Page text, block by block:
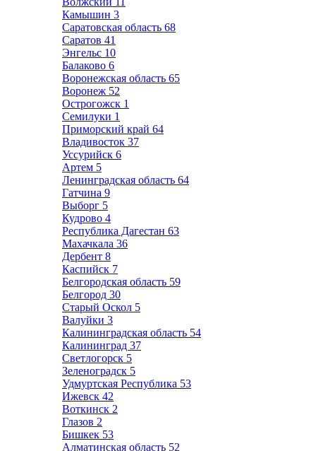
Камышин 3
Саратовская область 68
Саратов 41
Энгельс 10
Балаково 6
Воронежская область 65
Воронеж 52
Острогожск 1
Семилуки 1
Приморский край 64
Владивосток 37
Уссурийск 6
Артем 5
Ленинградская область 64
Гатчина 9
Выборг 5
Кудрово 4
Республика Дагестан 63
Махачкала 36
Дербент 8
Каспийск 7
Белгородская область 59
Белгород 30
Старый Оскол 5
Валуйки 3
Калининградская область 54
Калининград 37
Светлогорск 5
Зеленоградск 5
Удмуртская Республика 53
Ижевск 42
Воткинск 2
Глазов 2
Бишкек 53
Алматинская область 52